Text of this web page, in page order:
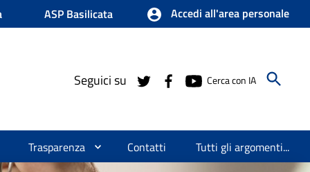
ASP Basilicata Accedi all'area personale
Seguici su Cerca con IA
Trasparenza Contatti Tutti gli argomenti...